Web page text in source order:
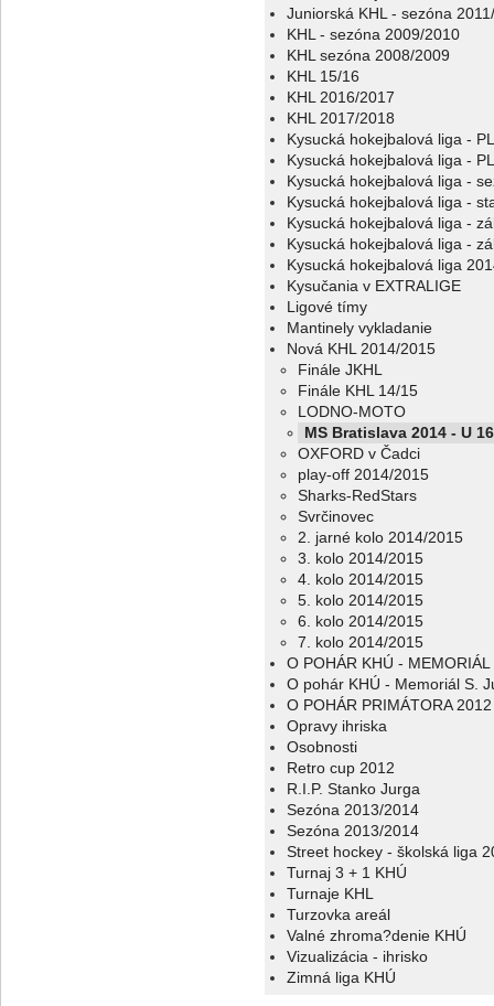
Juniorská KHL - sezóna
KHL - sezóna 2009/2010
KHL sezóna 2008/2009
KHL 15/16
KHL 2016/2017
KHL 2017/2018
Kysucká hokejbalová liga -
Kysucká hokejbalová liga -
Kysucká hokejbalová liga -
Kysucká hokejbalová liga -
Kysucká hokejbalová liga -
Kysucká hokejbalová liga -
Kysucká hokejbalová liga
Kysučania v EXTRALIGE
Ligové tímy
Mantinely vykladanie
Nová KHL 2014/2015
Finále JKHL
Finále KHL 14/15
LODNO-MOTO
MS Bratislava 2014 - U 16
OXFORD v Čadci
play-off 2014/2015
Sharks-RedStars
Svrčinovec
2. jarné kolo 2014/2015
3. kolo 2014/2015
4. kolo 2014/2015
5. kolo 2014/2015
6. kolo 2014/2015
7. kolo 2014/2015
O POHÁR KHÚ - MEMORIÁL
O pohár KHÚ - Memoriál S.
O POHÁR PRIMÁTORA 2012
Opravy ihriska
Osobnosti
Retro cup 2012
R.I.P. Stanko Jurga
Sezóna 2013/2014
Sezóna 2013/2014
Street hockey - školská liga
Turnaj 3 + 1 KHÚ
Turnaje KHL
Turzovka areál
Valné zhroma?denie KHÚ
Vizualizácia - ihrisko
Zimná liga KHÚ